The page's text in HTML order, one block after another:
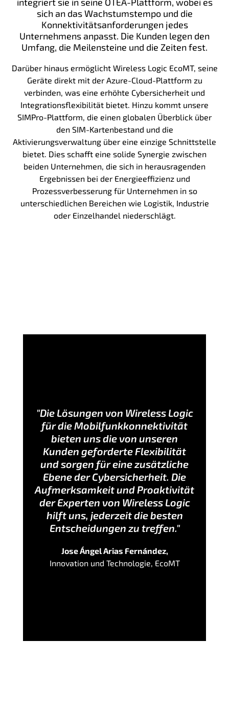
sich an das Wachstumstempo und die
Konnektivitätsanforderungen jedes
Unternehmens anpasst. Die Kunden legen den
Umfang, die Meilensteine und die Zeiten fest.
Darüber hinaus ermöglicht Wireless Logic EcoMT, seine
Geräte direkt mit der Azure-Cloud-Plattform zu
verbinden, was eine erhöhte Cybersicherheit und
Integrationsflexibilität bietet. Hinzu kommt unsere
SIMPro-Plattform, die einen globalen Überblick über
den SIM-Kartenbestand und die
Aktivierungsverwaltung über eine einzige Schnittstelle
bietet. Dies schafft eine solide Synergie zwischen
beiden Unternehmen, die sich in herausragenden
Ergebnissen bei der Energieeffizienz und
Prozessverbesserung für Unternehmen in so
unterschiedlichen Bereichen wie Logistik, Industrie
oder Einzelhandel niederschlägt.
"Die Lösungen von Wireless Logic
für die Mobilfunkkonnektivität
bieten uns die von unseren
Kunden geforderte Flexibilität
und sorgen für eine zusätzliche
Ebene der Cybersicherheit. Die
Aufmerksamkeit und Proaktivität
der Experten von Wireless Logic
hilft uns, jederzeit die besten
Entscheidungen zu treffen."
Jose Ángel Arias Fernández,
Innovation und Technologie, EcoMT